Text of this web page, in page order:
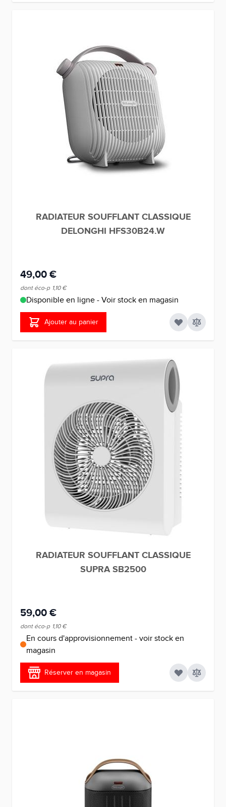
RADIATEUR SOUFFLANT CLASSIQUE
DELONGHI HFS30B24.W
49,00 €
dont éco-p 1,10 €
Disponible en ligne - Voir stock en magasin
Ajouter au panier
RADIATEUR SOUFFLANT CLASSIQUE
SUPRA SB2500
59,00 €
dont éco-p 1,10 €
En cours d'approvisionnement - voir stock en
magasin
Réserver en magasin